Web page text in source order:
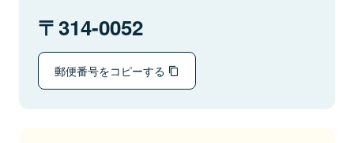
314-0052
郵便番号をコピーする